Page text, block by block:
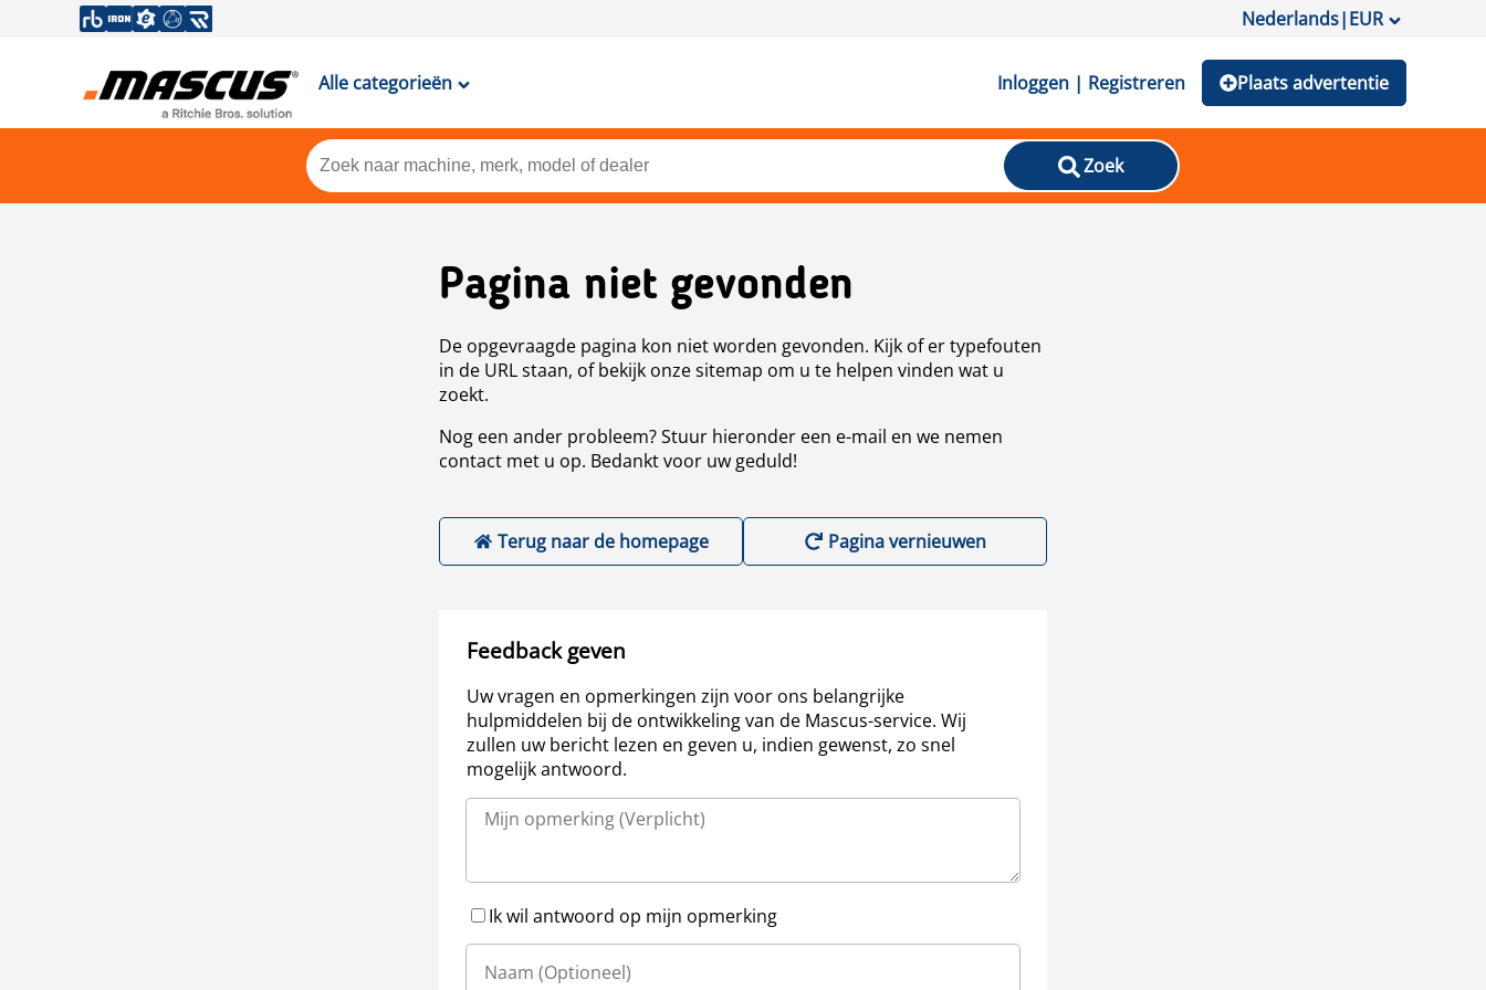
Nederlands|EUR
Alle categorieën Inloggen | Registreren Plaats advertentie
Zoek
Pagina niet gevonden
De opgevraagde pagina kon niet worden gevonden. Kijk of er typefouten
in de URL staan, of bekijk onze sitemap om u te helpen vinden wat u
zoekt.
Nog een ander probleem? Stuur hieronder een e-mail en we nemen
contact met u op. Bedankt voor uw geduld!
Terug naar de homepage Pagina vernieuwen
Feedback geven
Uw vragen en opmerkingen zijn voor ons belangrijke
hulpmiddelen bij de ontwikkeling van de Mascus-service. Wij
zullen uw bericht lezen en geven u, indien gewenst, zo snel
mogelijk antwoord.
Ik wil antwoord op mijn opmerking